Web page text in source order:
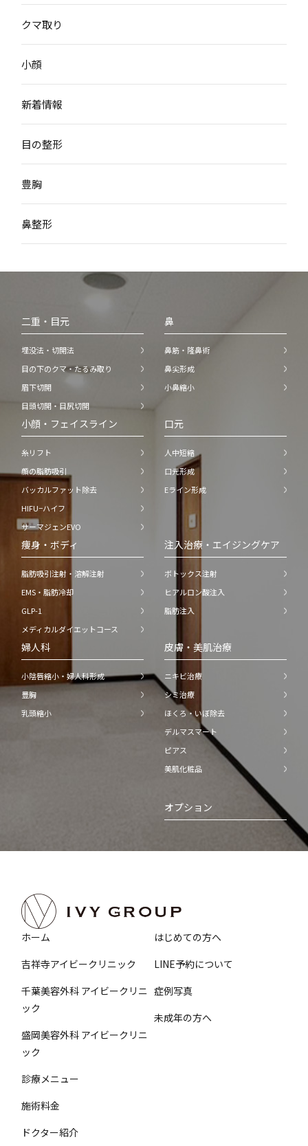
クマ取り
小顔
新着情報
目の整形
豊胸
鼻整形
二重・目元
埋没法・切開法
目の下のクマ・たるみ取り
眉下切開
目頭切開・目尻切開
鼻
鼻筋・隆鼻術
鼻尖形成
小鼻縮小
小顔・フェイスライン
糸リフト
顔の脂肪吸引
バッカルファット除去
HIFU−ハイフ
サーマジェンEVO
口元
人中短縮
口元形成
Eライン形成
痩身・ボディ
脂肪吸引注射・溶解注射
EMS・脂肪冷却
GLP-1
メディカルダイエットコース
注入治療・エイジングケア
ボトックス注射
ヒアルロン酸注入
脂肪注入
婦人科
小陰唇縮小・婦人科形成
豊胸
乳頭縮小
皮膚・美肌治療
ニキビ治療
シミ治療
ほくろ・いぼ除去
デルマスマート
ピアス
美肌化粧品
オプション
ホーム
吉祥寺アイビークリニック
千葉美容外科 アイビークリニ
ック
盛岡美容外科 アイビークリニ
ック
診療メニュー
施術料金
ドクター紹介
はじめての方へ
LINE予約について
症例写真
未成年の方へ